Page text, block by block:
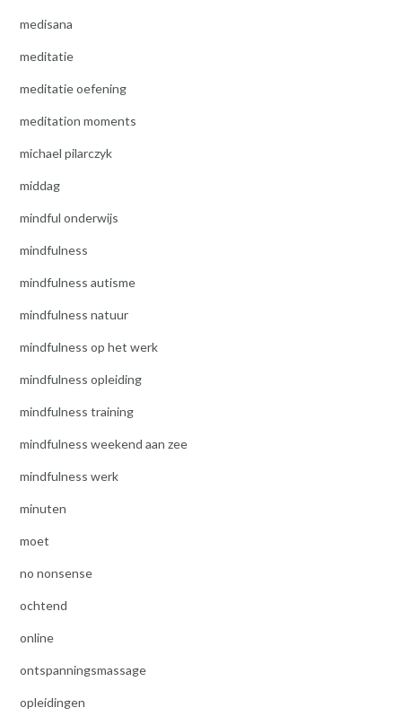
medisana
meditatie
meditatie oefening
meditation moments
michael pilarczyk
middag
mindful onderwijs
mindfulness
mindfulness autisme
mindfulness natuur
mindfulness op het werk
mindfulness opleiding
mindfulness training
mindfulness weekend aan zee
mindfulness werk
minuten
moet
no nonsense
ochtend
online
ontspanningsmassage
opleidingen